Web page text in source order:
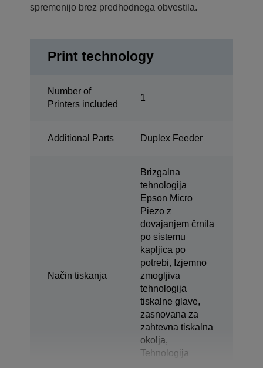
spremenijo brez predhodnega obvestila.
Print technology
Number of
Printers included
1
Additional Parts Duplex Feeder
Način tiskanja
Brizgalna
tehnologija
Epson Micro
Piezo z
dovajanjem črnila
po sistemu
kapljica po
potrebi, Izjemno
zmogljiva
tehnologija
tiskalne glave,
zasnovana za
zahtevna tiskalna
okolja,
Tehnologija